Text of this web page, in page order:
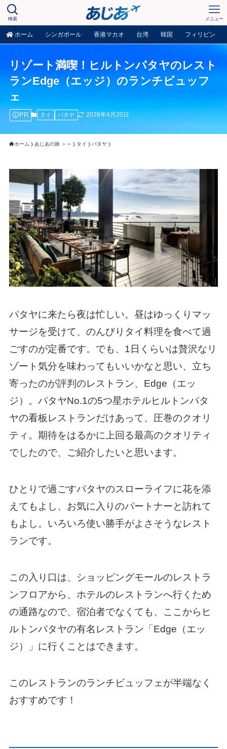
検索 メニュー
ホーム シンガポール 香港マカオ 台湾 韓国 フィリピン
リゾート満喫！ヒルトンパタヤのレスト
ランEdge（エッジ）のランチビュッフ
ェ
PR タイ パタヤ 2026年4月20日
ホーム あじあの旅 ＞＞ タイ パタヤ
パタヤに来たら夜は忙しい。昼はゆっくりマッ
サージを受けて、のんびりタイ料理を食べて過
ごすのが定番です。でも、1日くらいは贅沢なリ
ゾート気分を味わってもいいかなと思い、立ち
寄ったのが評判のレストラン、Edge（エッ
ジ）。パタヤNo.1の5つ星ホテルヒルトンパタ
ヤの看板レストランだけあって、圧巻のクオリ
ティ。期待をはるかに上回る最高のクオリティ
でしたので、ご紹介したいと思います。
ひとりで過ごすパタヤのスローライフに花を添
えてもよし、お気に入りのパートナーと訪れて
もよし。いろいろ使い勝手がよさそうなレスト
ランです。
この入り口は、ショッピングモールのレストラ
ンフロアから、ホテルのレストランへ行くため
の通路なので、宿泊者でなくても、ここからヒ
ルトンパタヤの有名レストラン「Edge（エッ
ジ）」に行くことはできます。
このレストランのランチビュッフェが半端なく
おすすめです！